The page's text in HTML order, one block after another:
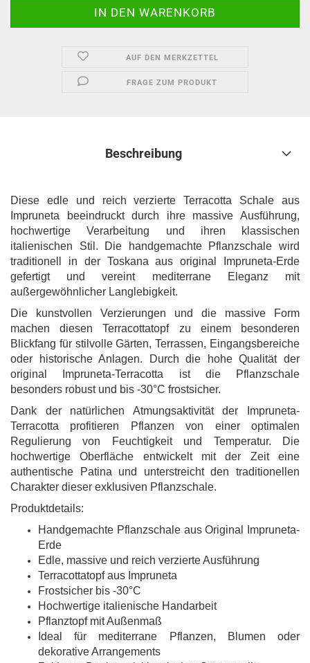
AUF DEN MERKZETTEL
FRAGE ZUM PRODUKT
Beschreibung
Diese edle und reich verzierte Terracotta Schale aus
Impruneta beeindruckt durch ihre massive Ausführung,
hochwertige Verarbeitung und ihren klassischen
italienischen Stil. Die handgemachte Pflanzschale wird
traditionell in der Toskana aus original Impruneta-Erde
gefertigt und vereint mediterrane Eleganz mit
außergewöhnlicher Langlebigkeit.
Die kunstvollen Verzierungen und die massive Form
machen diesen Terracottatopf zu einem besonderen
Blickfang für stilvolle Gärten, Terrassen, Eingangsbereiche
oder historische Anlagen. Durch die hohe Qualität der
original Impruneta-Terracotta ist die Pflanzschale
besonders robust und bis -30°C frostsicher.
Dank der natürlichen Atmungsaktivität der Impruneta-
Terracotta profitieren Pflanzen von einer optimalen
Regulierung von Feuchtigkeit und Temperatur. Die
hochwertige Oberfläche entwickelt mit der Zeit eine
authentische Patina und unterstreicht den traditionellen
Charakter dieser exklusiven Pflanzschale.
Produktdetails:
Handgemachte Pflanzschale aus Original Impruneta-
Erde
Edle, massive und reich verzierte Ausführung
Terracottatopf aus Impruneta
Frostsicher bis -30°C
Hochwertige italienische Handarbeit
Pflanztopf mit Außenmaß
Ideal für mediterrane Pflanzen, Blumen oder
dekorative Arrangements